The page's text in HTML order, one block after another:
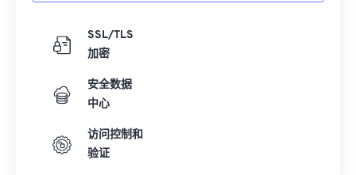
SSL/TLS
加密
安全数据
中心
访问控制和
验证